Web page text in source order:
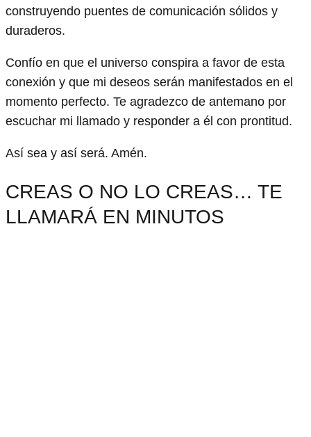
construyendo puentes de comunicación sólidos y
duraderos.
Confío en que el universo conspira a favor de esta
conexión y que mi deseos serán manifestados en el
momento perfecto. Te agradezco de antemano por
escuchar mi llamado y responder a él con prontitud.
Así sea y así será. Amén.
CREAS O NO LO CREAS… TE
LLAMARÁ EN MINUTOS